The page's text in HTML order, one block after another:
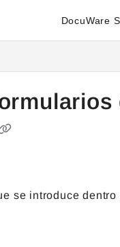
DocuWare
se introduce